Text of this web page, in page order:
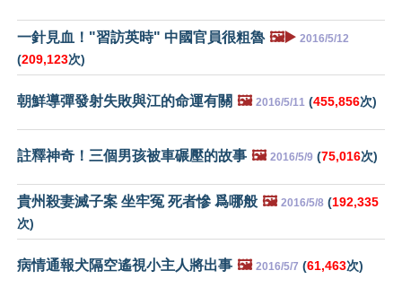
一針見血！"習訪英時" 中國官員很粗魯 🖼️▶️ 2016/5/12
(209,123次)
朝鮮導彈發射失敗與江的命運有關 🖼️ 2016/5/11 (455,856次)
註釋神奇！三個男孩被車碾壓的故事 🖼️ 2016/5/9 (75,016次)
貴州殺妻滅子案 坐牢冤 死者慘 爲哪般 🖼️ 2016/5/8 (192,335
次)
病情通報犬隔空遙視小主人將出事 🖼️ 2016/5/7 (61,463次)